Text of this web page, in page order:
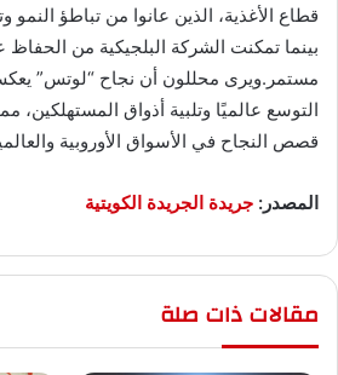
قطاع الأغذية، الذين عانوا من تباطؤ النمو
بينما تمكنت الشركة البلجيكية من
مستمر.ويرى محللون أن نجاح “لوتس”
التوسع عالميًا وتلبية أذواق المستهلكين،
قصص النجاح في الأسواق الأوروبية
المصدر: جريدة الجريدة الكويتية
مقالات ذات صلة